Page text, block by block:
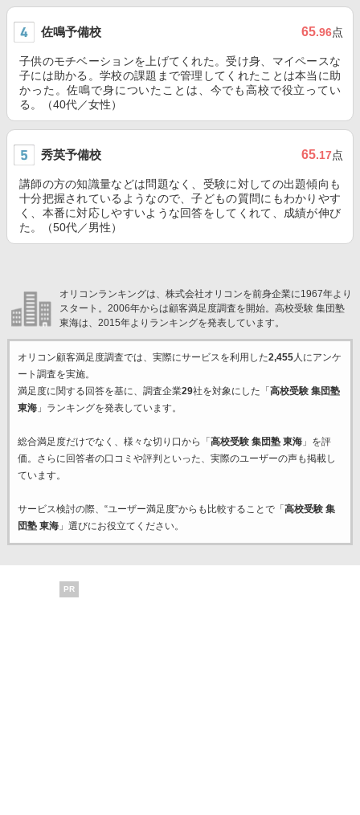
佐鳴予備校 65.96点
子供のモチベーションを上げてくれた。受け身、マイペースな
子には助かる。学校の課題まで管理してくれたことは本当に助
かった。佐鳴で身についたことは、今でも高校で役立ってい
る。（40代／女性）
秀英予備校 65.17点
講師の方の知識量などは問題なく、受験に対しての出題傾向も
十分把握されているようなので、子どもの質問にもわかりやす
く、本番に対応しやすいような回答をしてくれて、成績が伸び
た。（50代／男性）
オリコンランキングは、株式会社オリコンを前身企業に1967年より
スタート。2006年からは顧客満足度調査を開始。高校受験 集団塾
東海は、2015年よりランキングを発表しています。
オリコン顧客満足度調査では、実際にサービスを利用した2,455人にアンケ
ート調査を実施。
満足度に関する回答を基に、調査企業29社を対象にした「 高校受験 集団塾
東海」ランキングを発表しています。
総合満足度だけでなく、様々な切り口から「 高校受験 集団塾 東海」を評
価。さらに回答者の口コミや評判といった、実際のユーザーの声も掲載し
ています。
サービス検討の際、“ユーザー満足度”からも比較することで「 高校受験 集
団塾 東海」選びにお役立てください。
PR